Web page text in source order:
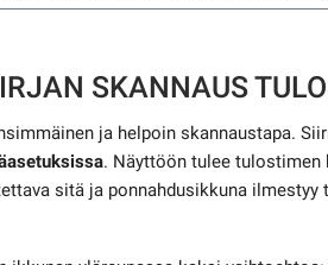
SKANNAUS
ja helpoin skannaustapa.
. Näyttöön tulee tulostimen
sitä ja ponnahdusikkuna